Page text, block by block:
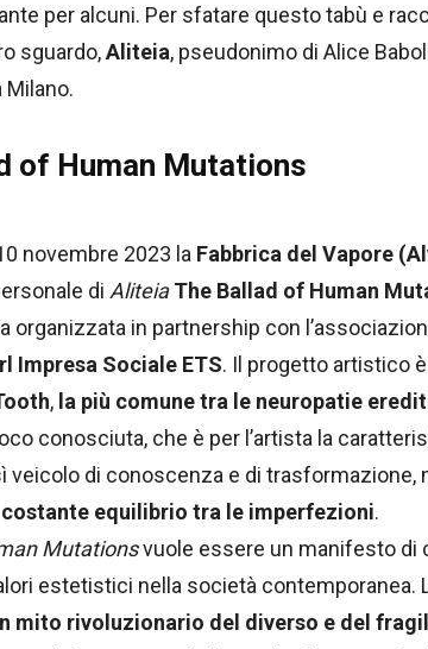
per alcuni. Per sfatare questo tabù e
sguardo,Aliteia, pseudonimo di Alice
Milano.
of Human Mutations
novembre 2023 la Fabbrica del Vapore
di Aliteia The Ballad of Human
organizzata in partnership con
Impresa Sociale ETS. Il progetto artistico
, la più comune tra le neuropatie
conosciuta, che è per l’artista la
veicolo di conoscenza e di trasformazione,
equilibrio tra le imperfezioni.
Mutationsvuole essere un manifesto di
estetistici nella società contemporanea.
mito rivoluzionario del diverso e del